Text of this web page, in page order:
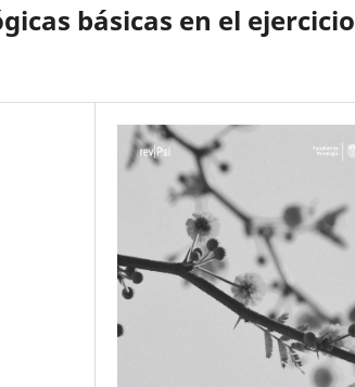
básicas en el ejercicio